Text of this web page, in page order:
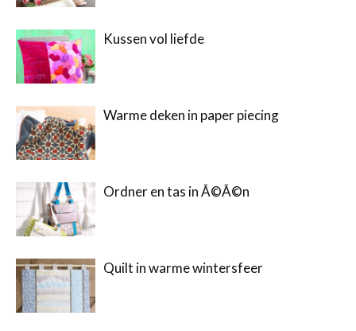
Kussen vol liefde
Warme deken in paper piecing
Ordner en tas in Ã©Ã©n
Quilt in warme wintersfeer